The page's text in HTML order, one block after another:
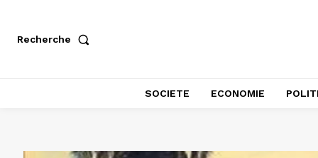
Recherche
SOCIETE ECONOMIE